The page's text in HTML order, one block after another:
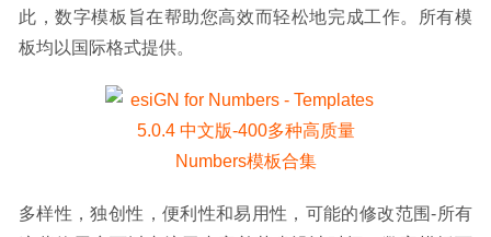
此，数字模板旨在帮助您高效而轻松地完成工作。所有模
板均以国际格式提供。
多样性，独创性，便利性和易用性，可能的修改范围-所有